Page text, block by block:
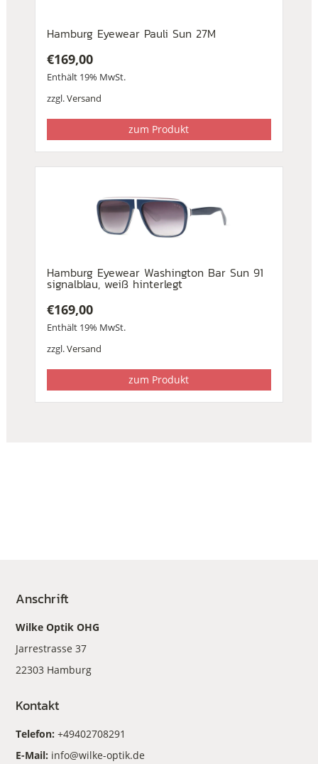
Hamburg Eyewear Pauli Sun 27M
€169,00
Enthält 19% MwSt.
zzgl.Versand
zum Produkt
Hamburg Eyewear Washington Bar Sun 91
signalblau, weiß hinterlegt
€169,00
Enthält 19% MwSt.
zzgl.Versand
zum Produkt
Anschrift
Wilke Optik OHG
Jarrestrasse 37
22303 Hamburg
Kontakt
Telefon:+49402708291
E-Mail: info@wilke-optik.de